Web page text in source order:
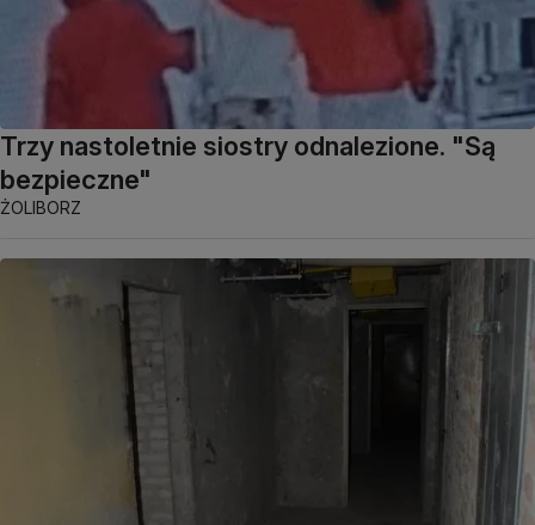
Trzy nastoletnie siostry odnalezione. "Są
bezpieczne"
ŻOLIBORZ